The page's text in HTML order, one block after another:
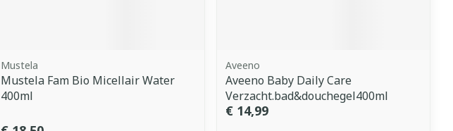
Mustela
Mustela Fam Bio Micellair Water
400ml
Aveeno
Aveeno Baby Daily Care
Verzacht.bad&douchegel400ml
€ 14,99